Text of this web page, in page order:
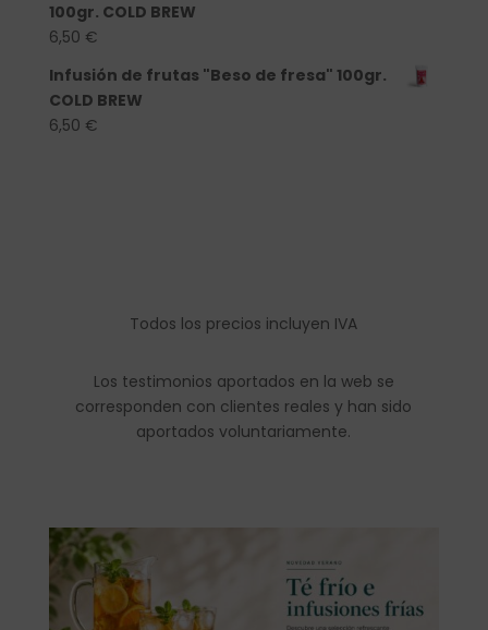
100gr. COLD BREW
6,50 €
Infusión de frutas "Beso de fresa" 100gr.
COLD BREW
6,50 €
Todos los precios incluyen IVA
Los testimonios aportados en la web se
corresponden con clientes reales y han sido
aportados voluntariamente.